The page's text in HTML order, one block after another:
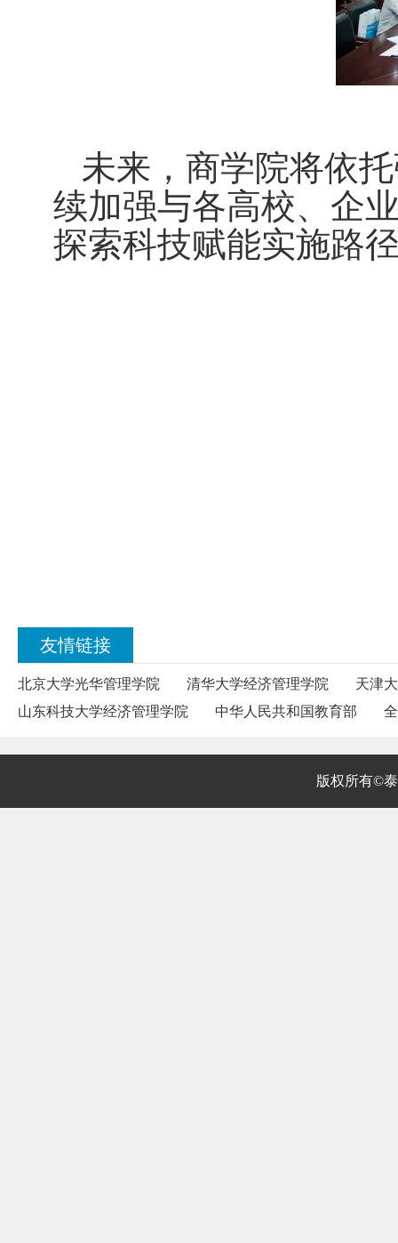
未来，商学院将依
续加强与各高校、企
探索科技赋能实施路
友情链接
北京大学光华管理学院 清华大学经济管理学院
天津
山东科技大学经济管理学院
中华人民共和国教育部
版权所有©